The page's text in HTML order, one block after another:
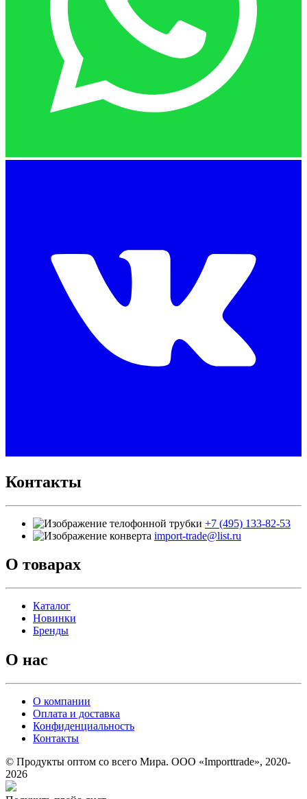
Контакты
+7 (495) 133-82-53
import-trade@list.ru
О товарах
Каталог
Новинки
Бренды
О нас
О компании
Оплата и доставка
Конфиденциальность
Контакты
© Продукты оптом со всего Мира. ООО «Importtrade», 2020-
2026